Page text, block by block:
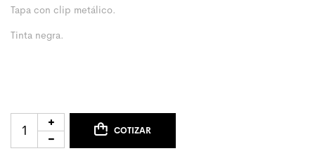
Tapa con clip metálico.
Tinta negra.
COTIZAR